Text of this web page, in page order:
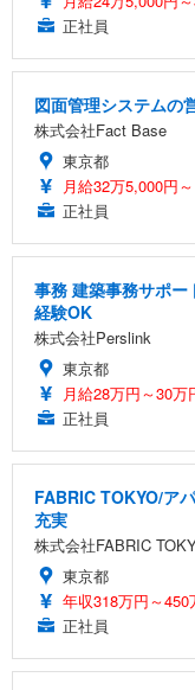
正社員
図面管理システムの
株式会社Fact Base
東京都
月給32万5,000円～
正社員
事務 建築事務サポ
経験OK
株式会社Perslink
東京都
月給28万円～30万
正社員
FABRIC TOKYO/ア
充実
株式会社FABRIC
東京都
年収318万円～450
正社員